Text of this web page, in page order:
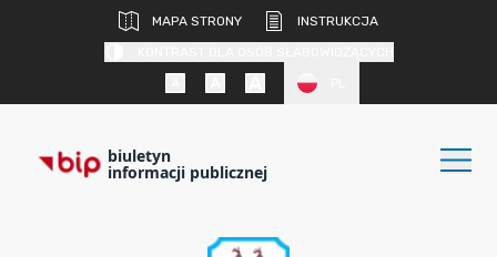
MAPA STRONY
INSTRUKCJA
biuletyn
informacji publicznej